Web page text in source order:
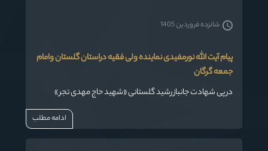
پیام آیت الله نورمفیدی نماینده ولی فقیه دراستان گلستان وامام
جمعه گرگان
در پی شهادت جانباز رشید گلستانی «شهید حاج مهدی تجر »
شانزده فروردین 1405
ادامه مطلب